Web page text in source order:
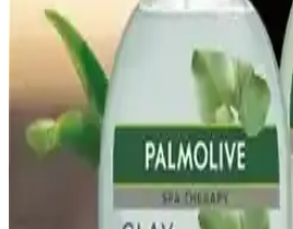
Haşhaş Kreması Nedir ve
Seçenekleri Arasındaki Yeri
Haşhaş kreması, doğal içerikleri ve
kahvaltılarda sağlıklı ve lezzetli bir
ve lifler ile sağlığı destekler.
Sağlıklı gevrekler: Doğal
trend ve dikkat edilmesi